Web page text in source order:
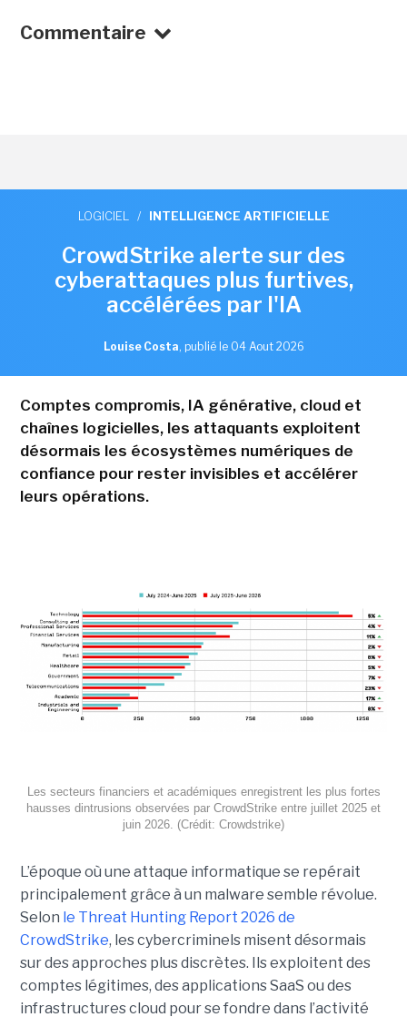
Commentaire
LOGICIEL / INTELLIGENCE ARTIFICIELLE
CrowdStrike alerte sur des
cyberattaques plus furtives,
accélérées par l'IA
Louise Costa, publié le 04 Aout 2026
Comptes compromis, IA générative, cloud et
chaînes logicielles, les attaquants exploitent
désormais les écosystèmes numériques de
confiance pour rester invisibles et accélérer
leurs opérations.
Les secteurs financiers et académiques enregistrent les plus fortes
hausses dintrusions observées par CrowdStrike entre juillet 2025 et
juin 2026. (Crédit: Crowdstrike)
L’époque où une attaque informatique se repérait
principalement grâce à un malware semble révolue.
Selon le Threat Hunting Report 2026 de
CrowdStrike, les cybercriminels misent désormais
sur des approches plus discrètes. Ils exploitent des
comptes légitimes, des applications SaaS ou des
infrastructures cloud pour se fondre dans l’activité